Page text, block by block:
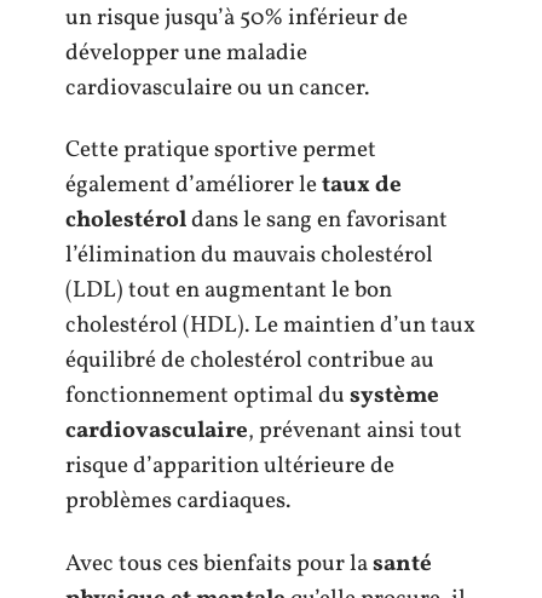
un risque jusqu’à 50% inférieur de
développer une maladie
cardiovasculaire ou un cancer.
Cette pratique sportive permet
également d’améliorer letaux de
cholestéroldans le sang en favorisant
l’élimination du mauvais cholestérol
(LDL) tout en augmentant le bon
cholestérol (HDL). Le maintien d’un taux
équilibré de cholestérol contribue au
fonctionnement optimal dusystème
cardiovasculaire, prévenant ainsi tout
risque d’apparition ultérieure de
problèmes cardiaques.
Avec tous ces bienfaits pour lasanté